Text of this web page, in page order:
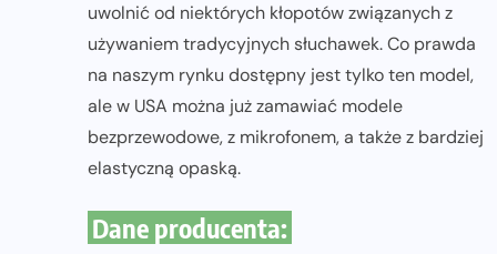
uwolnić od niektórych kłopotów związanych z
używaniem tradycyjnych słuchawek. Co prawda
na naszym rynku dostępny jest tylko ten model,
ale w USA można już zamawiać modele
bezprzewodowe, z mikrofonem, a także z bardziej
elastyczną opaską.
Dane producenta: